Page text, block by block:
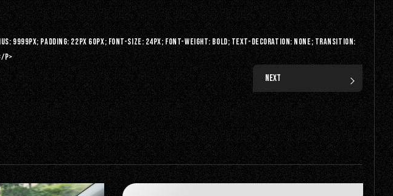
padding: 22px 60px; font-size: 24px; font-weight: bold; text-decoration: none; transition:
p>
NEXT